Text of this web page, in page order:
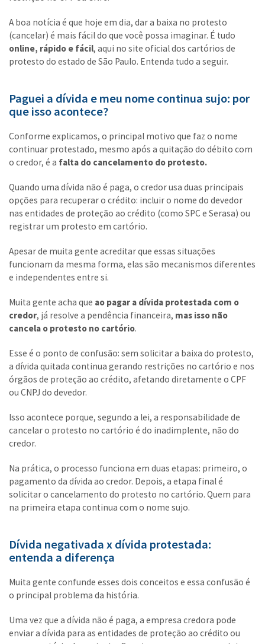
A boa notícia é que hoje em dia, dar a baixa no protesto
(cancelar) é mais fácil do que você possa imaginar. É tudo
online, rápido e fácil, aqui no site oficial dos cartórios de
protesto do estado de São Paulo. Entenda tudo a seguir.
Paguei a dívida e meu nome continua sujo: por
que isso acontece?
Conforme explicamos, o principal motivo que faz o nome
continuar protestado, mesmo após a quitação do débito com
o credor, é a falta do cancelamento do protesto.
Quando uma dívida não é paga, o credor usa duas principais
opções para recuperar o crédito: incluir o nome do devedor
nas entidades de proteção ao crédito (como SPC e Serasa) ou
registrar um protesto em cartório.
Apesar de muita gente acreditar que essas situações
funcionam da mesma forma, elas são mecanismos diferentes
e independentes entre si.
Muita gente acha que ao pagar a dívida protestada com o
credor, já resolve a pendência financeira, mas isso não
cancela o protesto no cartório.
Esse é o ponto de confusão: sem solicitar a baixa do protesto,
a dívida quitada continua gerando restrições no cartório e nos
órgãos de proteção ao crédito, afetando diretamente o CPF
ou CNPJ do devedor.
Isso acontece porque, segundo a lei, a responsabilidade de
cancelar o protesto no cartório é do inadimplente, não do
credor.
Na prática, o processo funciona em duas etapas: primeiro, o
pagamento da dívida ao credor. Depois, a etapa final é
solicitar o cancelamento do protesto no cartório. Quem para
na primeira etapa continua com o nome sujo.
Dívida negativada x dívida protestada:
entenda a diferença
Muita gente confunde esses dois conceitos e essa confusão é
o principal problema da história.
Uma vez que a dívida não é paga, a empresa credora pode
enviar a dívida para as entidades de proteção ao crédito ou